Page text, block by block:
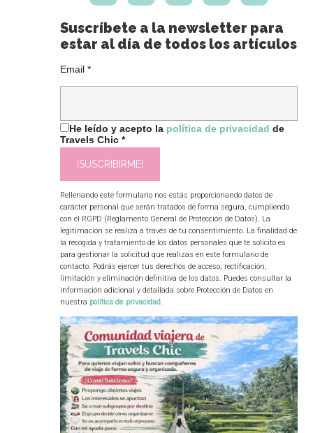
Suscríbete a la newsletter para
estar al día de todos los artículos
Email *
He leído y acepto la política de privacidad de
Travels Chic *
Rellenando este formulario nos estás proporcionando datos de
carácter personal que serán tratados de forma segura, cumpliendo
con el RGPD (Reglamento General de Protección de Datos). La
legitimación se realiza a través de tu consentimiento. La finalidad de
la recogida y tratamiento de los datos personales que te solicito es
para gestionar la solicitud que realizas en este formulario de
contacto. Podrás ejercer tus derechos de acceso, rectificación,
limitación y eliminación definitiva de los datos. Puedes consultar la
información adicional y detallada sobre Protección de Datos en
nuestra política de privacidad.